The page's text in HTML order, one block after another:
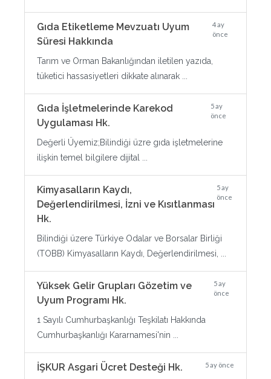
Gıda Etiketleme Mevzuatı Uyum
Süresi Hakkında
4 ay
önce
Tarım ve Orman Bakanlığından iletilen yazıda,
tüketici hassasiyetleri dikkate alınarak ...
Gıda İşletmelerinde Karekod
Uygulaması Hk.
5 ay
önce
Değerli Üyemiz;Bilindiği üzre gıda işletmelerine
ilişkin temel bilgilere dijital ...
Kimyasalların Kaydı,
Değerlendirilmesi, İzni ve Kısıtlanması
Hk.
5 ay
önce
Bilindiği üzere Türkiye Odalar ve Borsalar Birliği
(TOBB) Kimyasalların Kaydı, Değerlendirilmesi, ...
Yüksek Gelir Grupları Gözetim ve
Uyum Programı Hk.
5 ay
önce
1 Sayılı Cumhurbaşkanlığı Teşkilatı Hakkında
Cumhurbaşkanlığı Kararnamesi'nin ...
İŞKUR Asgari Ücret Desteği Hk. 5 ay önce